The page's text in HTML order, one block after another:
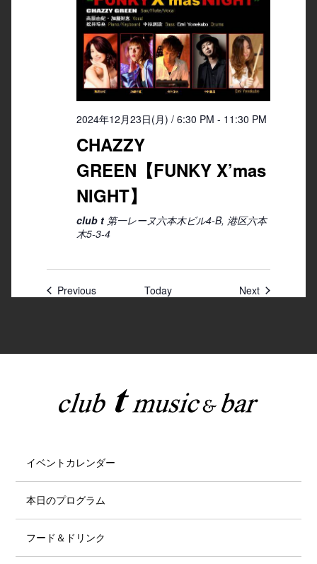
2024年12月23日(月) / 6:30 PM - 11:30 PM
CHAZZY
GREEN【FUNKY X’mas
NIGHT】
club t 第一レーヌ六本木ビル4-B, 港区六本
木5-3-4
Previous Today Next
イベントカレンダー
本日のプログラム
フード＆ドリンク